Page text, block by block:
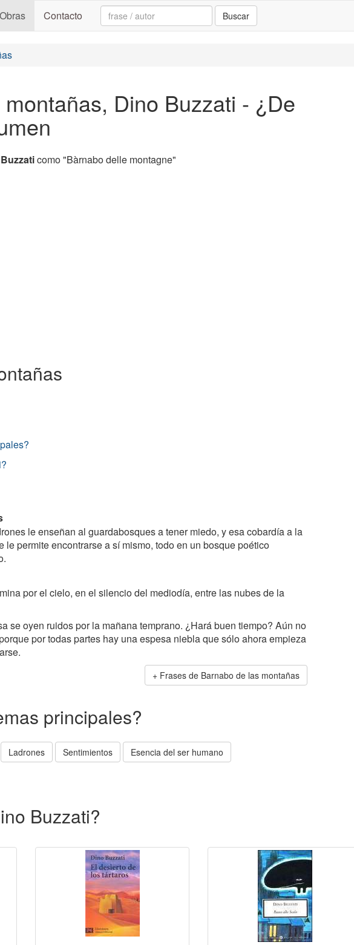
Obras Contacto Search: Buscar
Dino Buzzati - ¿De
como "Bàrnabo delle montagne"
le enseñan al guardabosques a tener miedo, y esa cobardía a la
le permite encontrarse a sí mismo, todo en un bosque poético
por el cielo, en el silencio del mediodía, entre las nubes de la
se oyen ruidos por la mañana temprano. ¿Hará buen tiempo? Aún no
por todas partes hay una espesa niebla que sólo ahora empieza
Frases de Barnabo de las montañas
principales?
Ladrones Sentimientos Esencia del ser humano
Buzzati?